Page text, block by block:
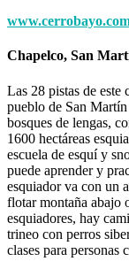
Chapelco, San
Las 28 pistas de este
pueblo de San
bosques de lengas,
1600 hectáreas
escuela de esquí y
puede aprender y
esquiador va con un
flotar montaña abajo
esquiadores, hay
trineo con perros
clases para personas